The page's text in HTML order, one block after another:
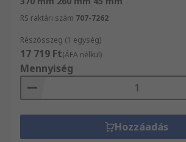
RS raktári szám 707-7262
Részösszeg (1 egység)
17 719 Ft(ÁFA nélkül)
Mennyiség
Hozzáadás